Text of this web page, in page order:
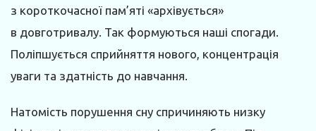
з короткочасної пам’яті «архівується»
в довготривалу. Так формуються наші спогади.
Поліпшується сприйняття нового, концентрація
уваги та здатність до навчання.
Натомість порушення сну спричиняють низку